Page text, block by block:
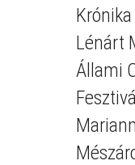
Lénárt
Állami
Mariann